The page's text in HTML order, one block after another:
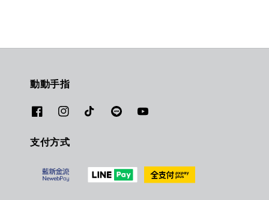
動動手指
支付方式